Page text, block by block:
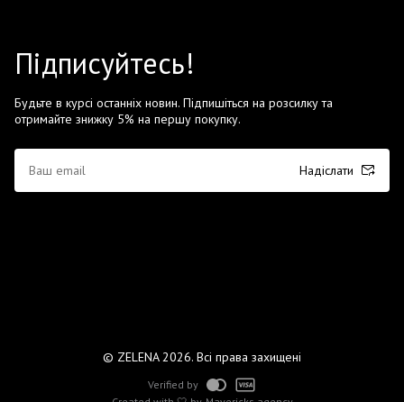
Підписуйтесь!
Будьте в курсі останніх новин. Підпишіться на розсилку та
отримайте знижку 5% на першу покупку.
Надіслати
© ZELENA 2026. Всі права захищені
Verified by